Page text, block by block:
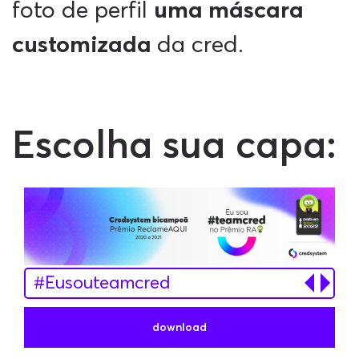
foto de perfil uma máscara
customizada da cred.
Escolha sua capa:
#Eusouteamcred
#ExcelencianoAtendimento
download